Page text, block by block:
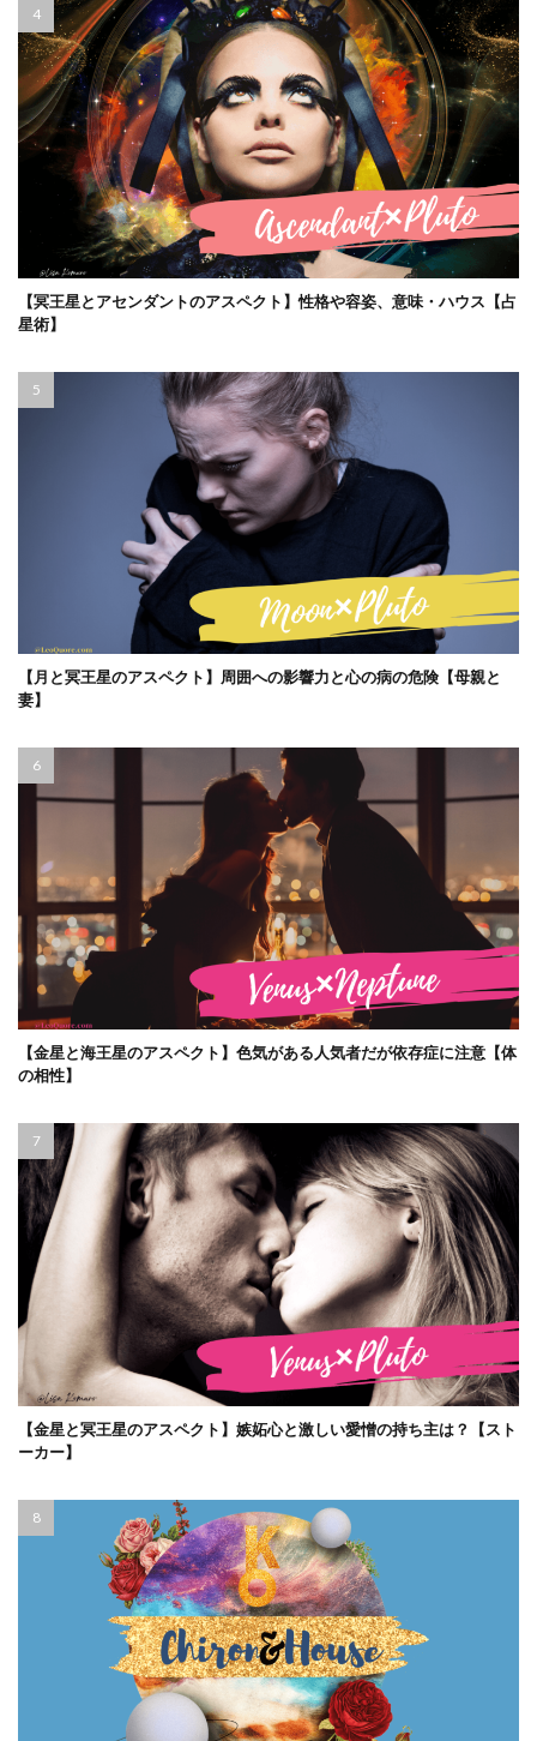
【冥王星とアセンダントのアスペクト】性格や容姿、意味・ハウス【占
星術】
【月と冥王星のアスペクト】周囲への影響力と心の病の危険【母親と
妻】
【金星と海王星のアスペクト】色気がある人気者だが依存症に注意【体
の相性】
【金星と冥王星のアスペクト】嫉妬心と激しい愛憎の持ち主は？【スト
ーカー】